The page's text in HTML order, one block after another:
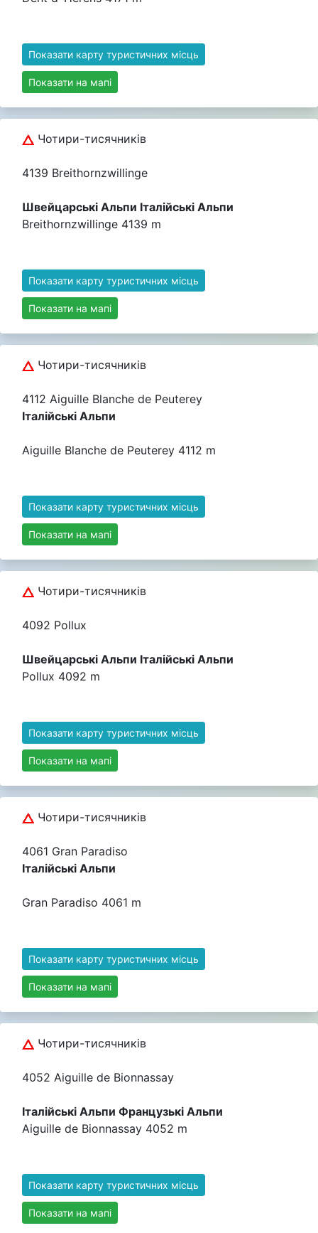
Показати карту туристичних місць
Показати на мапі
Чотири-тисячників
4139 Breithornzwillinge
Швейцарські Альпи Італійські Альпи
Breithornzwillinge 4139 m
Показати карту туристичних місць
Показати на мапі
Чотири-тисячників
4112 Aiguille Blanche de Peuterey
Італійські Альпи
Aiguille Blanche de Peuterey 4112 m
Показати карту туристичних місць
Показати на мапі
Чотири-тисячників
4092 Pollux
Швейцарські Альпи Італійські Альпи
Pollux 4092 m
Показати карту туристичних місць
Показати на мапі
Чотири-тисячників
4061 Gran Paradiso
Італійські Альпи
Gran Paradiso 4061 m
Показати карту туристичних місць
Показати на мапі
Чотири-тисячників
4052 Aiguille de Bionnassay
Італійські Альпи Французькі Альпи
Aiguille de Bionnassay 4052 m
Показати карту туристичних місць
Показати на мапі